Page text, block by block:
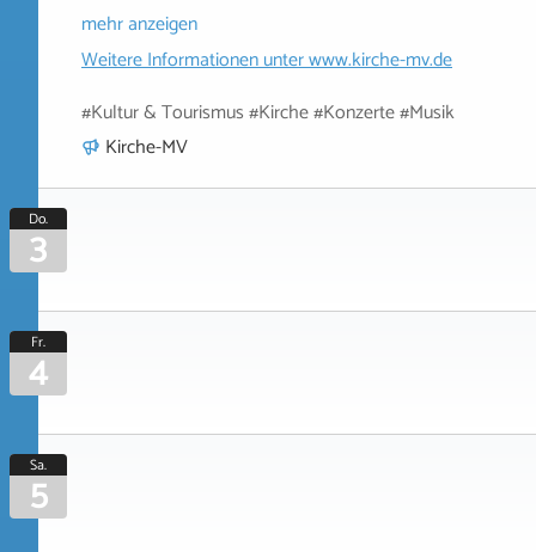
mehr anzeigen
Weitere Informationen unterwww.kirche-mv.de
#Kultur & Tourismus #Kirche #Konzerte #Musik
Kirche-MV
Do.
3
Fr.
4
Sa.
5